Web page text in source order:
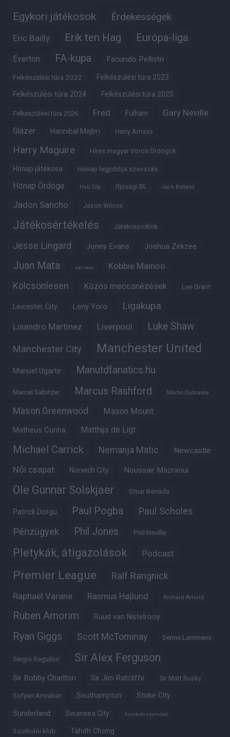
Egykori játékosok Érdekességek
Eric Bailly Erik ten Hag Európa-liga
Everton FA-kupa Facundo Pellistri
Felkészülési túra 2022 Felkészülési túra 2023
Felkészülési túra 2024 Felkészülési túra 2025
Felkészülési túra 2026 Fred Fulham Gary Neville
Glazer Hannibal Mejbri Harry Amass
Harry Maguire Híres magyar Vörös Ördögök
Hónap játékosa Hónap legjobbja szavazás
Hónap Ördöge Hull City Ifjúsági BL Jack Butland
Jadon Sancho Jason Wilcox
Játékosértékelés Játékosprofilok
Jesse Lingard Jonny Evans Joshua Zirkzee
Juan Mata Karl Darlow Kobbie Mainoo
Kölcsönlesen Közös meccsnézések Lee Grant
Leicester City Leny Yoro Ligakupa
Lisandro Martinez Liverpool Luke Shaw
Manchester City Manchester United
Manuel Ugarte Manutdfanatics.hu
Marcel Sabitzer Marcus Rashford Martin Dubravka
Mason Greenwood Mason Mount
Matheus Cunha Matthijs de Ligt
Michael Carrick Nemanja Matic Newcastle
Női csapat Norwich City Noussair Mazraoui
Ole Gunnar Solskjaer Omar Berrada
Patrick Dorgu Paul Pogba Paul Scholes
Pénzügyek Phil Jones Phil Neville
Pletykák, átigazolások Podcast
Premier League Ralf Rangnick
Raphaël Varane Rasmus Højlund Richard Arnold
Ruben Amorim Ruud van Nistelrooy
Ryan Giggs Scott McTominay Senne Lammens
Sergio Reguilon Sir Alex Ferguson
Sir Bobby Charlton Sir Jim Ratcliffe Sir Matt Busby
Sofyan Amrabat Southampton Stoke City
Sunderland Swansea City Szurkoló szemmel
Szurkolói klub Tahith Chong